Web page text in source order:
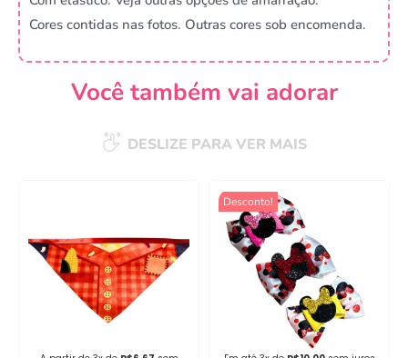
Cores contidas nas fotos. Outras cores sob encomenda.
Você também vai adorar
DESLIZE PARA VER MAIS
Desconto!
Campanha lançada com
sucesso!